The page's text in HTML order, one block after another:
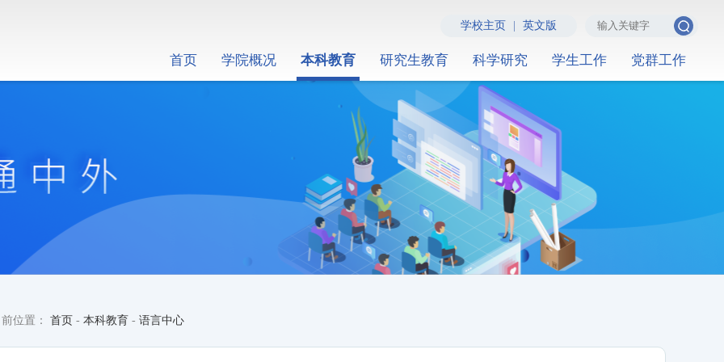
学校主页 英文版
首页 学院概况 本科教育 研究生教育 科学研究 学生工作 党群工作
位置： 首页 - 本科教育 - 语言中心